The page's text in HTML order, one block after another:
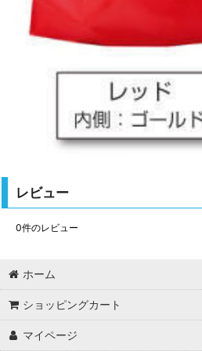
レビュー
0件のレビュー
ホーム
ショッピングカート
マイページ